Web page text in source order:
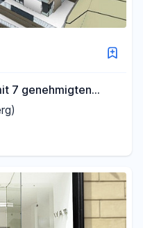
7 genehmigten